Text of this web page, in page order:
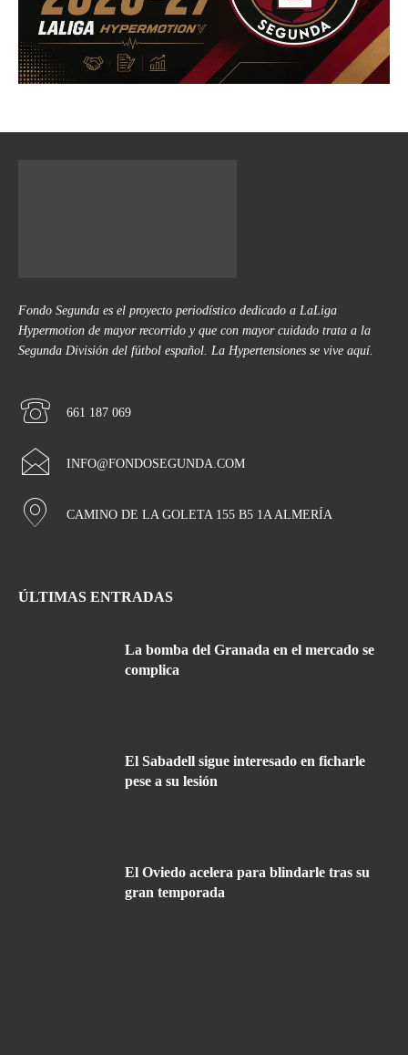
Fondo Segunda es el proyecto periodístico dedicado a LaLiga
Hypermotion de mayor recorrido y que con mayor cuidado trata a la
Segunda División del fútbol español. La Hypertensiones se vive aquí.
661 187 069
INFO@FONDOSEGUNDA.COM
CAMINO DE LA GOLETA 155 B5 1A ALMERÍA
ÚLTIMAS ENTRADAS
La bomba del Granada en el mercado se
complica
El Sabadell sigue interesado en ficharle
pese a su lesión
El Oviedo acelera para blindarle tras su
gran temporada